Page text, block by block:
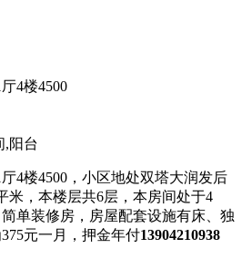
4楼4500
,阳台
4楼4500，小区地处双塔大润发后
米，本楼层共6层，本房间处于4
单装修房，房屋配套设施有床、独
元一月，押金年付13904210938